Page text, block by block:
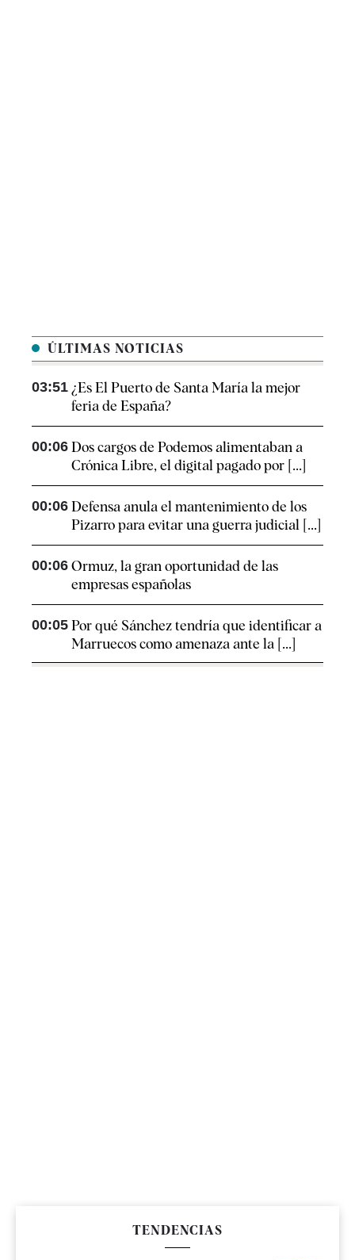
ÚLTIMAS NOTICIAS
03:51 ¿Es El Puerto de Santa María la mejor
feria de España?
00:06 Dos cargos de Podemos alimentaban a
Crónica Libre, el digital pagado por [...]
00:06 Defensa anula el mantenimiento de los
Pizarro para evitar una guerra judicial [...]
00:06 Ormuz, la gran oportunidad de las
empresas españolas
00:05 Por qué Sánchez tendría que identificar a
Marruecos como amenaza ante la [...]
TENDENCIAS